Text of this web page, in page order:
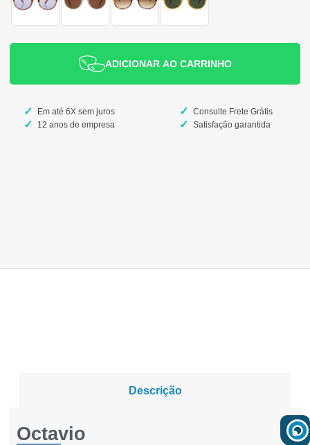
ADICIONAR AO CARRINHO
Em até 6X sem juros
12 anos de empresa
Consulte Frete Grátis
Satisfação garantida
Descrição
Octavio